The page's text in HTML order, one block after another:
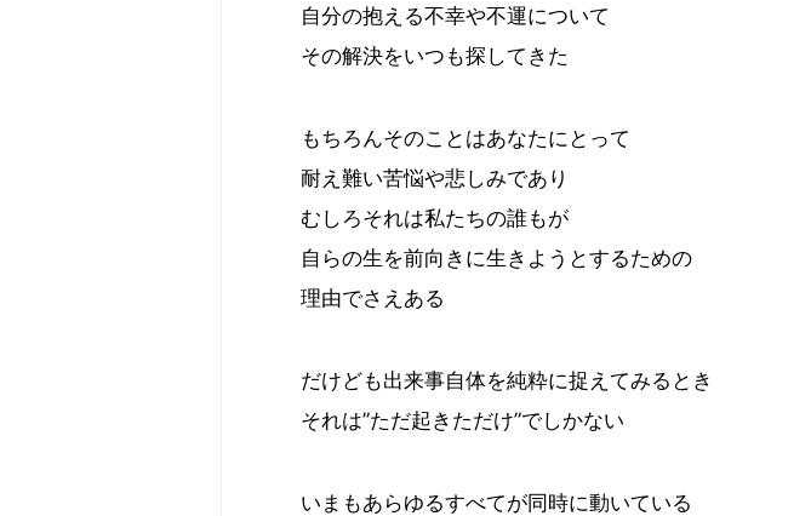
自分の抱える不幸や不運について
その解決をいつも探してきた
もちろんそのことはあなたにとって
耐え難い苦悩や悲しみであり
むしろそれは私たちの誰もが
自らの生を前向きに生きようとするための
理由でさえある
だけども出来事自体を純粋に捉えてみるとき
それは”ただ起きただけ”でしかない
いまもあらゆるすべてが同時に動いている